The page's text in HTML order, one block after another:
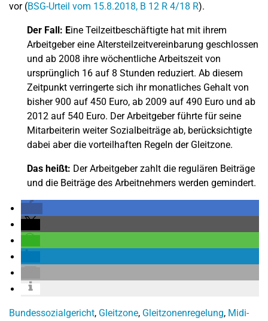
vor (BSG-Urteil vom 15.8.2018, B 12 R 4/18 R).
Der Fall: Eine Teilzeitbeschäftigte hat mit ihrem
Arbeitgeber eine Altersteilzeitvereinbarung geschlossen
und ab 2008 ihre wöchentliche Arbeitszeit von
ursprünglich 16 auf 8 Stunden reduziert. Ab diesem
Zeitpunkt verringerte sich ihr monatliches Gehalt von
bisher 900 auf 450 Euro, ab 2009 auf 490 Euro und ab
2012 auf 540 Euro. Der Arbeitgeber führte für seine
Mitarbeiterin weiter Sozialbeiträge ab, berücksichtigte
dabei aber die vorteilhaften Regeln der Gleitzone.
Das heißt: Der Arbeitgeber zahlt die regulären Beiträge
und die Beiträge des Arbeitnehmers werden gemindert.
Bundessozialgericht, Gleitzone, Gleitzonenregelung, Midi-